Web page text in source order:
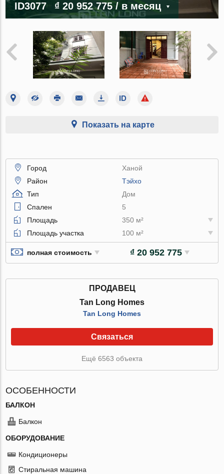
ID3077 ₫ 20 952 775/ в месяц
Показать на карте
Город
Ханой
Район
Тэйхо
Тип
Дом
Спален
5
Площадь
350 м²
Площадь участка
100 м²
полная стоимость ₫ 20 952 775
ПРОДАВЕЦ
Tan Long Homes
Tan Long Homes
Связаться
Ещё 6563 объекта
ОСОБЕННОСТИ
БАЛКОН
Балкон
ОБОРУДОВАНИЕ
Кондиционеры
Стиральная машина